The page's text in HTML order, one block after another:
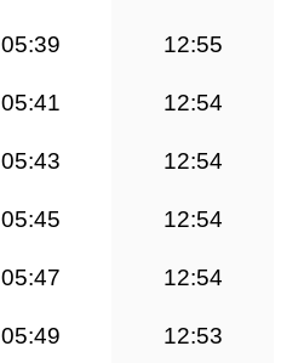
05:39 12:55
05:41 12:54
05:43 12:54
05:45 12:54
05:47 12:54
05:49 12:53